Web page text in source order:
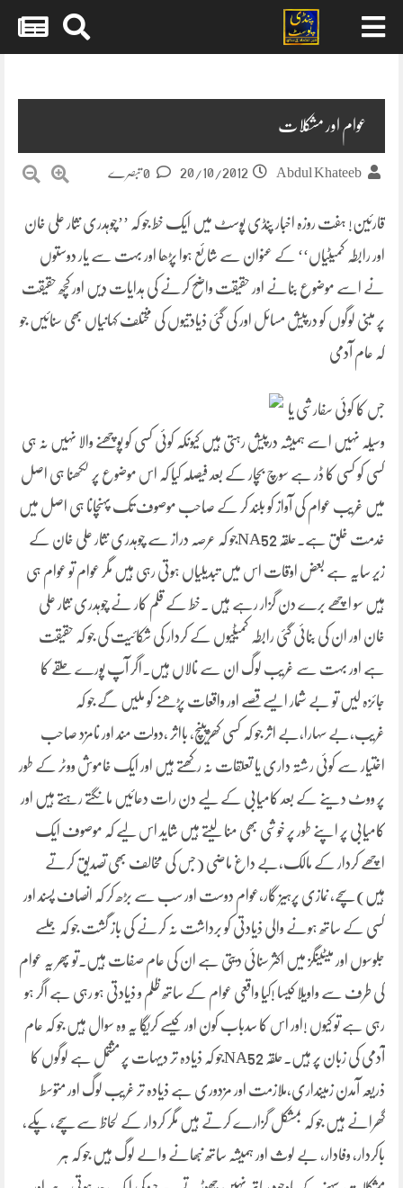
عوام اور مشکلات
Abdul Khateeb
20/10/2012
قارئین! ہفت روزہ اخبار پنڈی پوسٹ میں ایک خط جو کہ ’’چوہدری نثار علی خان
اور رابطہ کمیٹیاں‘‘ کے عنوان سے شائع ہوا پڑھا اور بہت سے یار دوستوں
نے اسے موضوع بنانے اور حقیقت واضح کرنے کی ہدایات دیں اور کچھ حقیقت
پر مبنی لوگوں کو درپیش مسائل اور کی گئی ذیادتیوں کی مختلف کہانیاں بھی سنائیں جو
کہ عام آدمی
جس کا کوئی سفارشی یا
وسیلہ نہیں اسے ہمیشہ درپیش رہتی ہیں کیونکہ کوئی کسی کو پوچھنے والا نہیں نہ ہی
کسی کو کسی کا ڈر ہے سوچ بچار کے بعد فیصلہ کیا کہ اس موضوع پر لکھنا ہی اصل
میں غریب عوام کی آواز کو بلند کر کے صاحب موصوف تک پہنچانا ہی اصل میں
خدمت خلق ہے۔حلقہ NA52جو کہ عرصہ دراز سے چوہدری نثار علی خان کے
زیر سایہ ہے بعض اوقات اس میں تبدیلیاں ہوتی رہی ہیں مگر عوام تو عوام ہی
ہیں سو اچھے برے دن گزار رہے ہیں ۔خط کے قلم کار نے چوہدری نثار علی
خان اور ان کی بنائی گئی رابطہ کمیٹیوں کے کردار کی شکائیت کی جو کہ حقیقت
ہے اور بہت سے غریب لوگ ان سے نالاں ہیں۔اگر آپ پورے حلقے کا
جائزہ لیں تو بے شمار ایسے قصے اور واقعات پڑھنے کو ملیں گے جو کہ
غریب،بے سہارا،بے اثر جو کہ کسی کھڑپینچ، بااثر ،دولت مند اور نامزد صاحب
اختیار سے کوئی رشتہ داری یا تعلقات نہ رکھتے ہیں اور ایک خاموش ووٹر کے طور
پر ووٹ دینے کے بعد کامیابی کے لیے دن رات دعائیں مانگتے رہتے ہیں اور
کامیابی پر اپنے طور پر خوشی بھی منا لیتے ہیں شاید اس لیے کہ موصوف ایک
اچھے کردار کے مالک،بے داغ ماضی (جس کی مخالف بھی تصدیق کرتے
ہیں) سچے، نمازی پرہیز گار،عوام دوست اور سب سے بڑھ کر کہ انصاف پسند اور
کسی کے ساتھ ہونے والی ذیادتی کو برداشت نہ کرنے کی باز گشت جو کہ جلسے
جلوسوں اور میٹینگز میں اکثر سنائی دیتی ہے ان کی عام صفات ہیں۔تو پھر یہ عوام
کی طرف سے واویلا کیسا !کیا واقعی عوام کے ساتھ ظلم و ذیادتی ہو رہی ہے اگر ہو
رہی ہے تو کیوں !اور اس کا سدباب کون اور کیسے کریگا یہ وہ سوال ہیں جو کہ عام
آدمی کی زبان پر ہیں۔حلقہ NA52جو کہ ذیادہ تر دیہات پر مشتمل ہے لوگوں کا
ذریعہ آمدن زمینداری،ملازمت اور مزدوری ہے ذیادہ تر غریب لوگ اور متوسط
گھرانے ہیں جو کہ بمشکل گزارے کرتے ہیں مگر کردار کے لحاظ سے سچے، پکے،
باکردار، وفادار، بے لوث اور ہمیشہ ساتھ نبھانے والے لوگ ہیں جو کہ ہر